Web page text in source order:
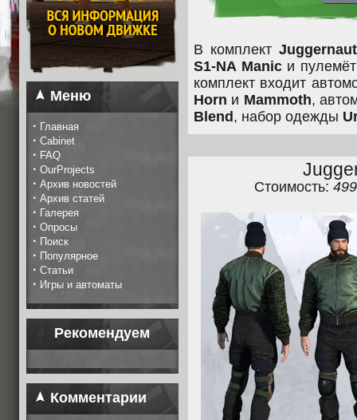
Меню
· Главная
· Cabinet
· FAQ
· OurProjects
· Архив новостей
· Архив статей
· Галерея
· Опросы
· Поиск
· Популярное
· Статьи
· Игры и автоматы
Рекомендуем
Комментарии
В комплект
S1-NA Manicи
комплект входит
Horn и Mammoth,
Blend , набор одежды
Стоимость: